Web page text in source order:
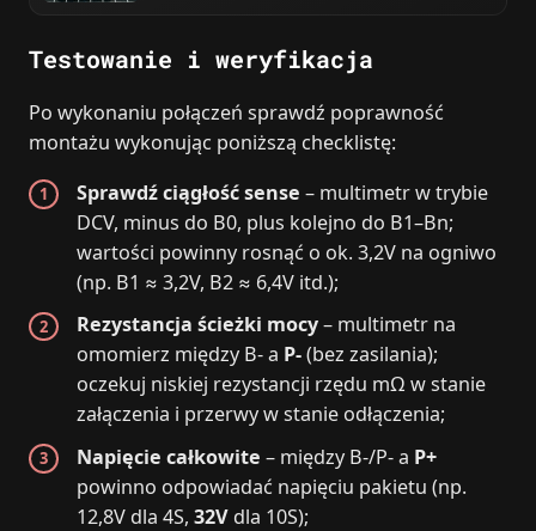
Testowanie i weryfikacja
Po wykonaniu połączeń sprawdź poprawność
montażu wykonując poniższą checklistę:
Sprawdź ciągłość sense – multimetr w trybie
DCV, minus do B0, plus kolejno do B1–Bn;
wartości powinny rosnąć o ok. 3,2V na ogniwo
(np. B1 ≈ 3,2V, B2 ≈ 6,4V itd.);
Rezystancja ścieżki mocy– multimetr na
omomierz między B- a P-(bez zasilania);
oczekuj niskiej rezystancji rzędu mΩ w stanie
załączenia i przerwy w stanie odłączenia;
Napięcie całkowite – między B-/P- a P+
powinno odpowiadać napięciu pakietu (np.
12,8V dla 4S,32V dla 10S);